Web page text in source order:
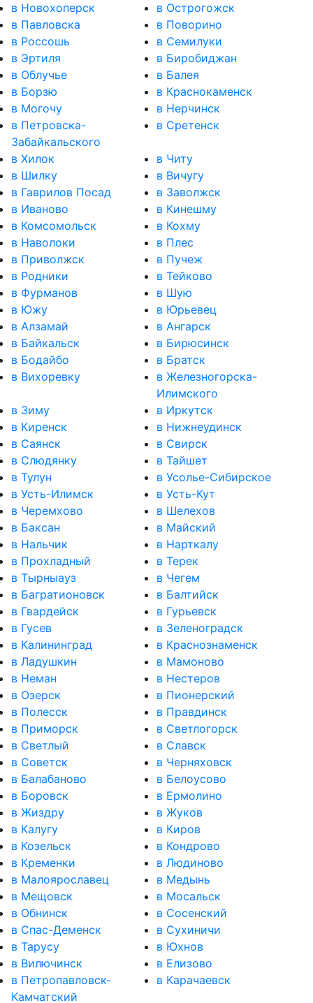
в Новохоперск
в Острогожск
в Павловска
в Поворино
в Россошь
в Семилуки
в Эртиля
в Биробиджан
в Облучье
в Балея
в Борзю
в Краснокаменск
в Могочу
в Нерчинск
в Петровска-
Забайкальского
в Сретенск
в Хилок
в Читу
в Шилку
в Вичугу
в Гаврилов Посад
в Заволжск
в Иваново
в Кинешму
в Комсомольск
в Кохму
в Наволоки
в Плес
в Приволжск
в Пучеж
в Родники
в Тейково
в Фурманов
в Шую
в Южу
в Юрьевец
в Алзамай
в Ангарск
в Байкальск
в Бирюсинск
в Бодайбо
в Братск
в Вихоревку
в Железногорска-
Илимского
в Зиму
в Иркутск
в Киренск
в Нижнеудинск
в Саянск
в Свирск
в Слюдянку
в Тайшет
в Тулун
в Усолье-Сибирское
в Усть-Илимск
в Усть-Кут
в Черемхово
в Шелехов
в Баксан
в Майский
в Нальчик
в Нарткалу
в Прохладный
в Терек
в Тырныауз
в Чегем
в Багратионовск
в Балтийск
в Гвардейск
в Гурьевск
в Гусев
в Зеленоградск
в Калининград
в Краснознаменск
в Ладушкин
в Мамоново
в Неман
в Нестеров
в Озерск
в Пионерский
в Полесск
в Правдинск
в Приморск
в Светлогорск
в Светлый
в Славск
в Советск
в Черняховск
в Балабаново
в Белоусово
в Боровск
в Ермолино
в Жиздру
в Жуков
в Калугу
в Киров
в Козельск
в Кондрово
в Кременки
в Людиново
в Малоярославец
в Медынь
в Мещовск
в Мосальск
в Обнинск
в Сосенский
в Спас-Деменск
в Сухиничи
в Тарусу
в Юхнов
в Вилючинск
в Елизово
в Петропавловск-
Камчатский
в Карачаевск